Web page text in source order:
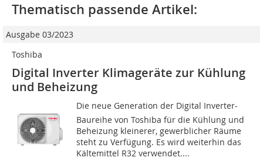
Thematisch passende Artikel:
Ausgabe 03/2023
Toshiba
Digital Inverter Klimageräte zur Kühlung
und Beheizung
Die neue Generation der Digital Inverter-
Baureihe von Toshiba für die Kühlung und
Beheizung kleinerer, gewerblicher Räume
steht zu Verfügung. Es wird weiterhin das
Kältemittel R32 verwendet....